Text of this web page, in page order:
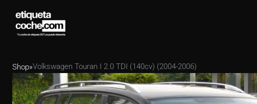
Shop»Volkswagen Touran I 2.0 TDI (140cv) (2004-2006)